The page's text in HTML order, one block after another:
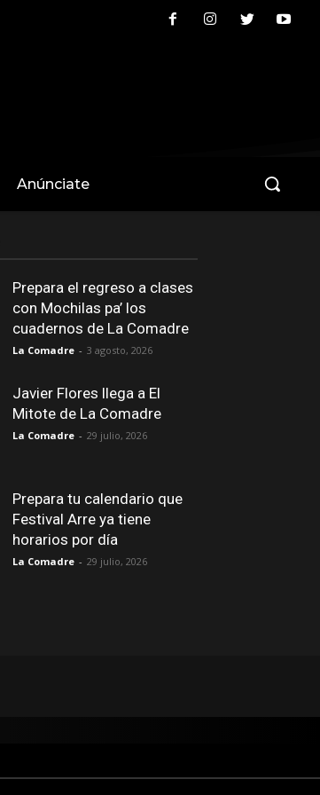
Anúnciate
Prepara el regreso a clases
con Mochilas pa’ los
cuadernos de La Comadre
La Comadre - 3 agosto, 2026
Javier Flores llega a El
Mitote de La Comadre
La Comadre - 29 julio, 2026
Prepara tu calendario que
Festival Arre ya tiene
horarios por día
La Comadre - 29 julio, 2026